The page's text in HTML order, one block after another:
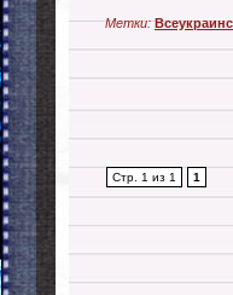
Метки:
Стр. 1 из 1 1